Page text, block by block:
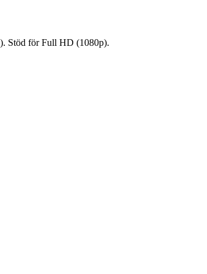
Stöd för Full HD (1080p).